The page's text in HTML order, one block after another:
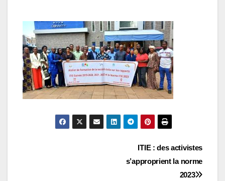
ITIE : des activistes
s’approprient la norme
2023